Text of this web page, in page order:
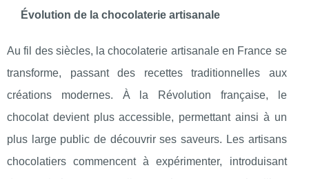
Évolution de la chocolaterie artisanale
Au fil des siècles, la chocolaterie artisanale en France se
transforme, passant des recettes traditionnelles aux
créations modernes. À la Révolution française, le
chocolat devient plus accessible, permettant ainsi à un
plus large public de découvrir ses saveurs. Les artisans
chocolatiers commencent à expérimenter, introduisant